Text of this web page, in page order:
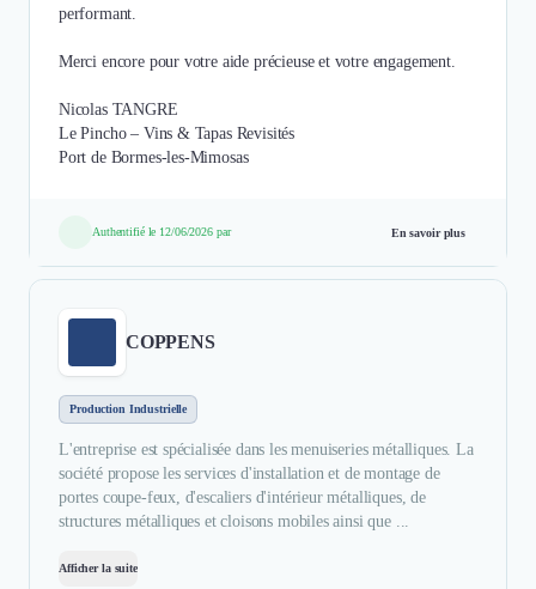
performant.
Merci encore pour votre aide précieuse et votre engagement.
Nicolas TANGRE
Le Pincho – Vins & Tapas Revisités
Port de Bormes-les-Mimosas
Authentifié le 12/06/2026 par En savoir plus
COPPENS
Production Industrielle
L'entreprise est spécialisée dans les menuiseries métalliques. La
société propose les services d'installation et de montage de
portes coupe-feux, d'escaliers d'intérieur métalliques, de
structures métalliques et cloisons mobiles ainsi que ...
Afficher la suite